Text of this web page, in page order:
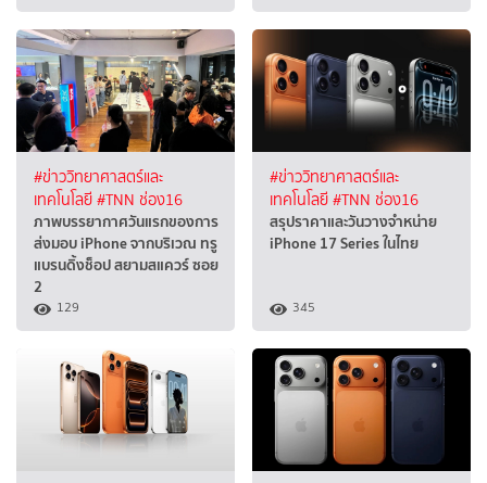
#ข่าววิทยาศาสตร์และ
เทคโนโลยี#TNN ช่อง16
ภาพบรรยากาศวันแรกของการ
ส่งมอบ iPhone จากบริเวณ ทรู
แบรนดิ้งช็อป สยามสแควร์ ซอย
2
129
#ข่าววิทยาศาสตร์และ
เทคโนโลยี#TNN ช่อง16
สรุปราคาและวันวางจำหน่าย
iPhone 17 Series ในไทย
345